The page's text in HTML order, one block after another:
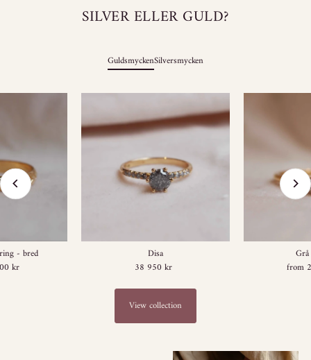
SILVER ELLER GULD?
GuldsmyckenSilversmycken
Disa
Regular
38 950 kr
from
- bred
kr
View collection